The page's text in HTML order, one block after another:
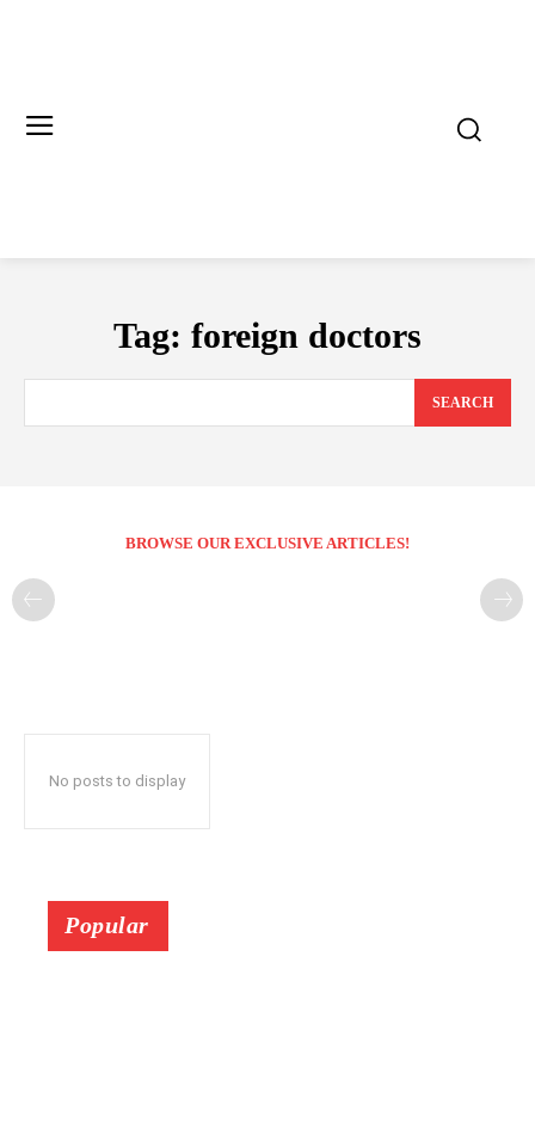
Tag: foreign doctors
SEARCH
BROWSE OUR EXCLUSIVE ARTICLES!
No posts to display
Popular